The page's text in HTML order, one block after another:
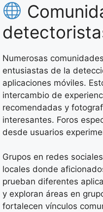
Numerosas
entusiastas de la
aplicaciones móviles.
intercambio de
recomendadas y
interesantes. Foros
desde usuarios
Grupos en redes
locales donde
prueban diferentes
y exploran áreas en
fortalecen vínculos